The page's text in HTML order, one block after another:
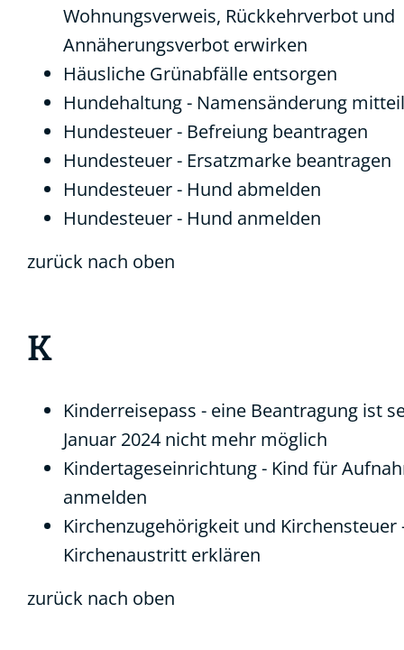
Wohnungsverweis, Rückkehrverbot und
Annäherungsverbot erwirken
Häusliche Grünabfälle entsorgen
Hundehaltung - Namensänderung
Hundesteuer - Befreiung beantragen
Hundesteuer - Ersatzmarke beantragen
Hundesteuer - Hund abmelden
Hundesteuer - Hund anmelden
zurück nach oben
K
Kinderreisepass - eine Beantragung ist
Januar 2024 nicht mehr möglich
Kindertageseinrichtung - Kind für
anmelden
Kirchenzugehörigkeit und Kirchensteuer
Kirchenaustritt erklären
zurück nach oben